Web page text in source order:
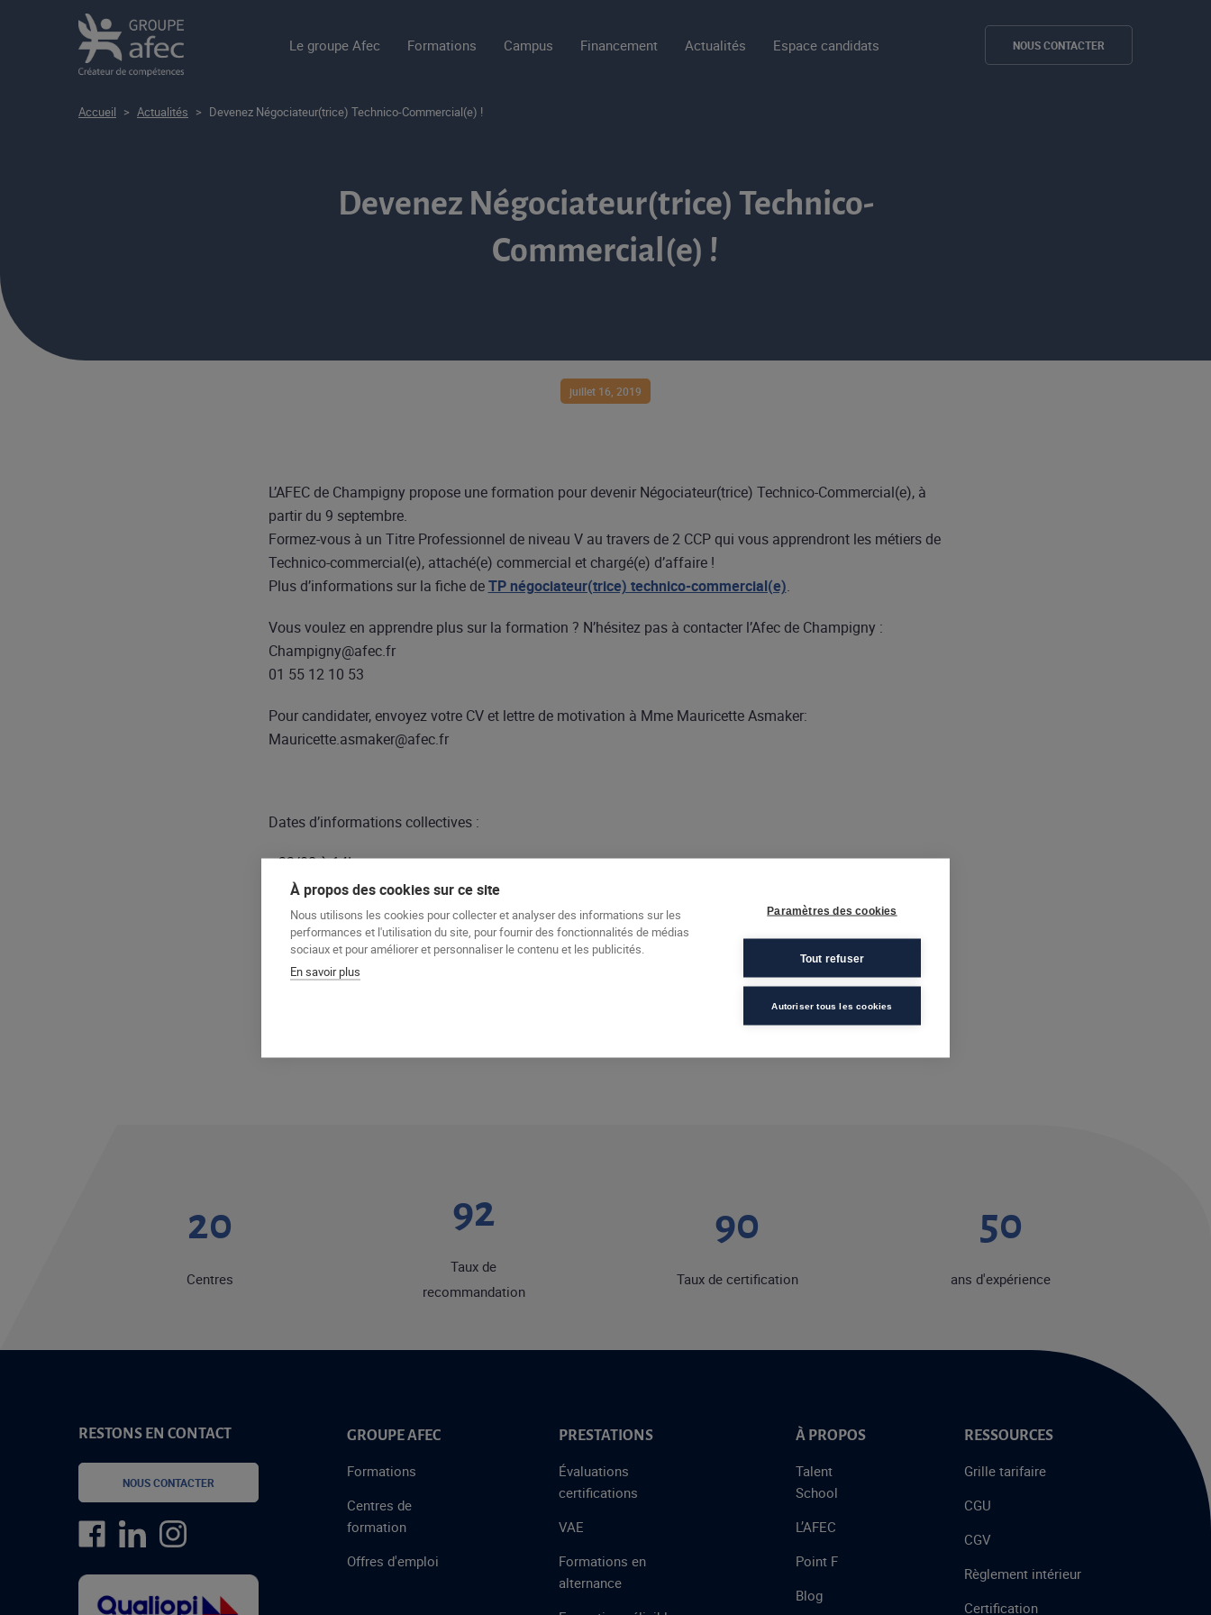
Le groupe Afec Formations Campus Financement Actualités Espace candidats NOUS CONTACTER
Accueil > Actualités > Devenez Négociateur(trice) Technico-Commercial(e) !
Devenez Négociateur(trice) Technico-
Commercial(e) !
juillet 16, 2019
L’AFEC de Champigny propose une formation pour devenir Négociateur(trice) Technico-Commercial(e), à
partir du 9 septembre.
Formez-vous à un Titre Professionnel de niveau V au travers de 2 CCP qui vous apprendront les métiers de
Technico-commercial(e), attaché(e) commercial et chargé(e) d’affaire !
Plus d’informations sur la fiche deTP négociateur(trice) technico-commercial(e).
Vous voulez en apprendre plus sur la formation ? N’hésitez pas à contacter l’Afec de Champigny :
Champigny@afec.fr
01 55 12 10 53
Pour candidater, envoyez votre CV et lettre de motivation à Mme Mauricette Asmaker:
Mauricette.asmaker@afec.fr
Dates d’informations collectives :
22/08 à 14h
27/08 à 9h
29/08 à 9h
20
Centres
92
Taux de
recommandation
90
Taux de certification
50
ans d'expérience
RESTONS EN CONTACT
NOUS CONTACTER
GROUPE AFEC
Formations
Centres de
formation
Offres d'emploi
PRESTATIONS
Évaluations
certifications
VAE
Formations en
alternance
À PROPOS
Talent
School
L’AFEC
Point F
Blog
RESSOURCES
Grille tarifaire
CGU
CGV
Règlement intérieur
Certification
À propos des cookies sur ce site
Nous utilisons les cookies pour collecter et analyser des informations sur les
performances et l'utilisation du site, pour fournir des fonctionnalités de médias
sociaux et pour améliorer et personnaliser le contenu et les publicités.
En savoir plus
Paramètres des cookies
Tout refuser
Autoriser tous les cookies